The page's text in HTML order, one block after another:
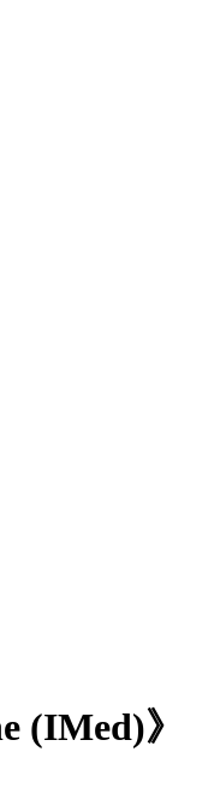
(IMed)》